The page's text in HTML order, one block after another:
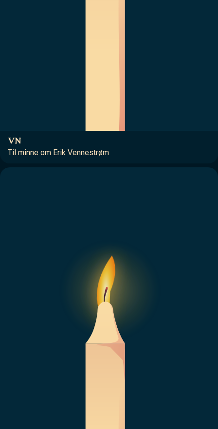
VN
Til minne om Erik Vennestrøm